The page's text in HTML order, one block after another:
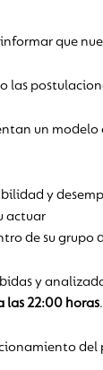
que
las
un
y
actuar
de su grupo
y
las 22:00 horas.